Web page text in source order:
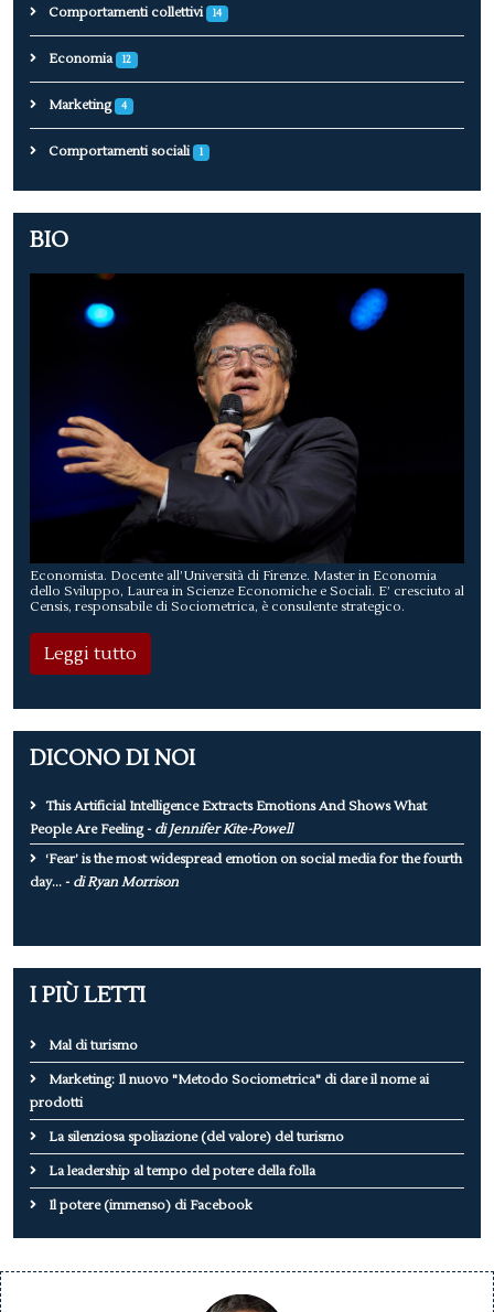
Comportamenti collettivi 14
Economia 12
Marketing 4
Comportamenti sociali 1
BIO
Economista. Docente all’Università di Firenze. Master in Economia
dello Sviluppo, Laurea in Scienze Economiche e Sociali. E’ cresciuto al
Censis, responsabile di Sociometrica, è consulente strategico.
Leggi tutto
DICONO DI NOI
This Artificial Intelligence Extracts Emotions And Shows What
People Are Feeling - di Jennifer Kite-Powell
‘Fear’ is the most widespread emotion on social media for the fourth
day... - di Ryan Morrison
I PIÙ LETTI
Mal di turismo
Marketing: Il nuovo "Metodo Sociometrica" di dare il nome ai
prodotti
La silenziosa spoliazione (del valore) del turismo
La leadership al tempo del potere della folla
Il potere (immenso) di Facebook